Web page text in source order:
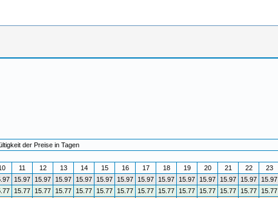
der Preise in Tagen
11 12 13 14 15 16 17 18 19 20 21 22
23
15.97 15.97 15.97 15.97 15.97 15.97 15.97 15.97 15.97 15.97 15.97 15.97
15.97
15.77 15.77 15.77 15.77 15.77 15.77 15.77 15.77 15.77 15.77 15.77 15.77
15.77